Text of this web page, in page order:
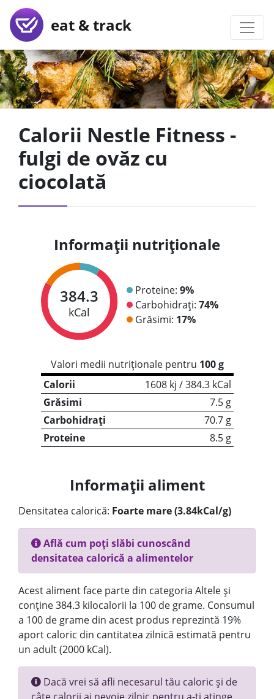
eat & track
Calorii Nestle Fitness -
fulgi de ovăz cu
ciocolată
Informații nutriționale
384.3
kCal
Proteine: 9%
Carbohidrați: 74%
Grăsimi: 17%
Valori medii nutriționale pentru 100 g
Calorii
1608 kj / 384.3 kCal
Grăsimi
7.5 g
Carbohidrați
70.7 g
Proteine
8.5 g
Informații aliment
Densitatea calorică: Foarte mare (3.84kCal/g)
Află cum poți slăbi cunoscând
densitatea calorică a alimentelor
Acest aliment face parte din categoria Altele și
conține 384.3 kilocalorii la 100 de grame. Consumul
a 100 de grame din acest produs reprezintă 19%
aport caloric din cantitatea zilnică estimată pentru
un adult (2000 kCal).
Dacă vrei să afli necesarul tău caloric și de